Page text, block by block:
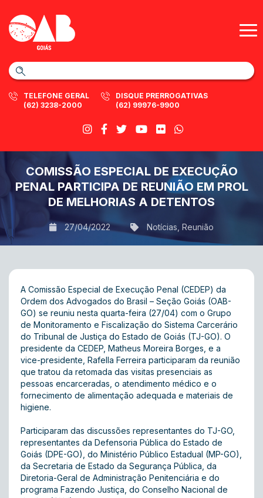
TELEFONE GERAL
(62) 3238-2000
DISQUE PRERROGATIVAS
(62) 99976-9900
COMISSÃO ESPECIAL DE EXECUÇÃO
PENAL PARTICIPA DE REUNIÃO EM PROL
DE MELHORIAS A DETENTOS
27/04/2022 Notícias Reunião
A Comissão Especial de Execução Penal (CEDEP) da
Ordem dos Advogados do Brasil – Seção Goiás (OAB-
GO) se reuniu nesta quarta-feira (27/04) com o Grupo
de Monitoramento e Fiscalização do Sistema Carcerário
do Tribunal de Justiça do Estado de Goiás (TJ-GO). O
presidente da CEDEP, Matheus Moreira Borges, e a
vice-presidente, Rafella Ferreira participaram da reunião
que tratou da retomada das visitas presenciais as
pessoas encarceradas, o atendimento médico e o
fornecimento de alimentação adequada e materiais de
higiene.
Participaram das discussões representantes do TJ-GO,
representantes da Defensoria Pública do Estado de
Goiás (DPE-GO), do Ministério Público Estadual (MP-GO),
da Secretaria de Estado da Segurança Pública, da
Diretoria-Geral de Administração Penitenciária e do
programa Fazendo Justiça, do Conselho Nacional de